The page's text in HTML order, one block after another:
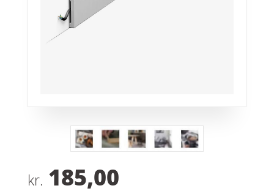
kr. 185,00